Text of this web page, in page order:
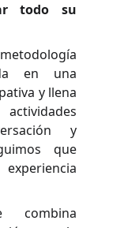
todo su
en una
y llena
y
que
combina